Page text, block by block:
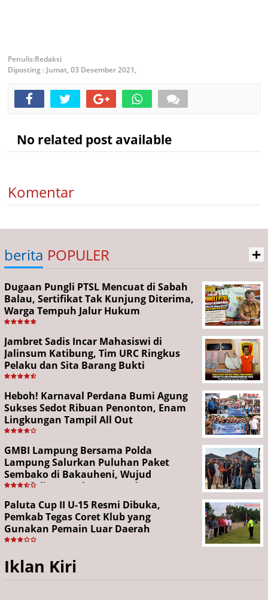
Redaksi
Diposting : Jumat, 03 Desember 2021,
No related post available
Komentar
berita POPULER +
Dugaan Pungli PTSL Mencuat di Sabah
Balau, Sertifikat Tak Kunjung Diterima,
Warga Tempuh Jalur Hukum
Jambret Sadis Incar Mahasiswi di
Jalinsum Katibung, Tim URC Ringkus
Pelaku dan Sita Barang Bukti
Heboh! Karnaval Perdana Bumi Agung
Sukses Sedot Ribuan Penonton, Enam
Lingkungan Tampil All Out
GMBI Lampung Bersama Polda
Lampung Salurkan Puluhan Paket
Sembako di Bakauheni, Wujud
Kepedulian Sambut HUT RI ke-81
Paluta Cup II U-15 Resmi Dibuka,
Pemkab Tegas Coret Klub yang
Gunakan Pemain Luar Daerah
Iklan Kiri